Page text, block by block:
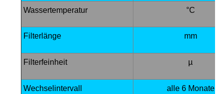
Wassertemperatur °C
Filterlänge mm
Filterfeinheit µ
Wechselintervall alle 6 Monate